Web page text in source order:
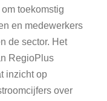
toekomstig
en medewerkers
de sector. Het
RegioPlus
inzicht op
over